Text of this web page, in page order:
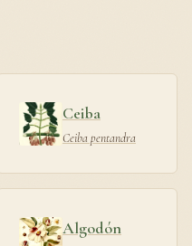
Ceiba
Ceiba pentandra
Algodón